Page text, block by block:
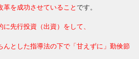
革を成功させていることです。
に先行投資（出資）をして、
んとした指導法の下で「甘えずに」勤倹節